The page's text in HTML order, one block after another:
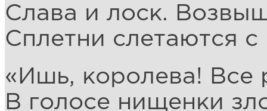
Слава и лоск.
Сплетни слетаются
«Ишь, королева! Все
В голосе нищенки